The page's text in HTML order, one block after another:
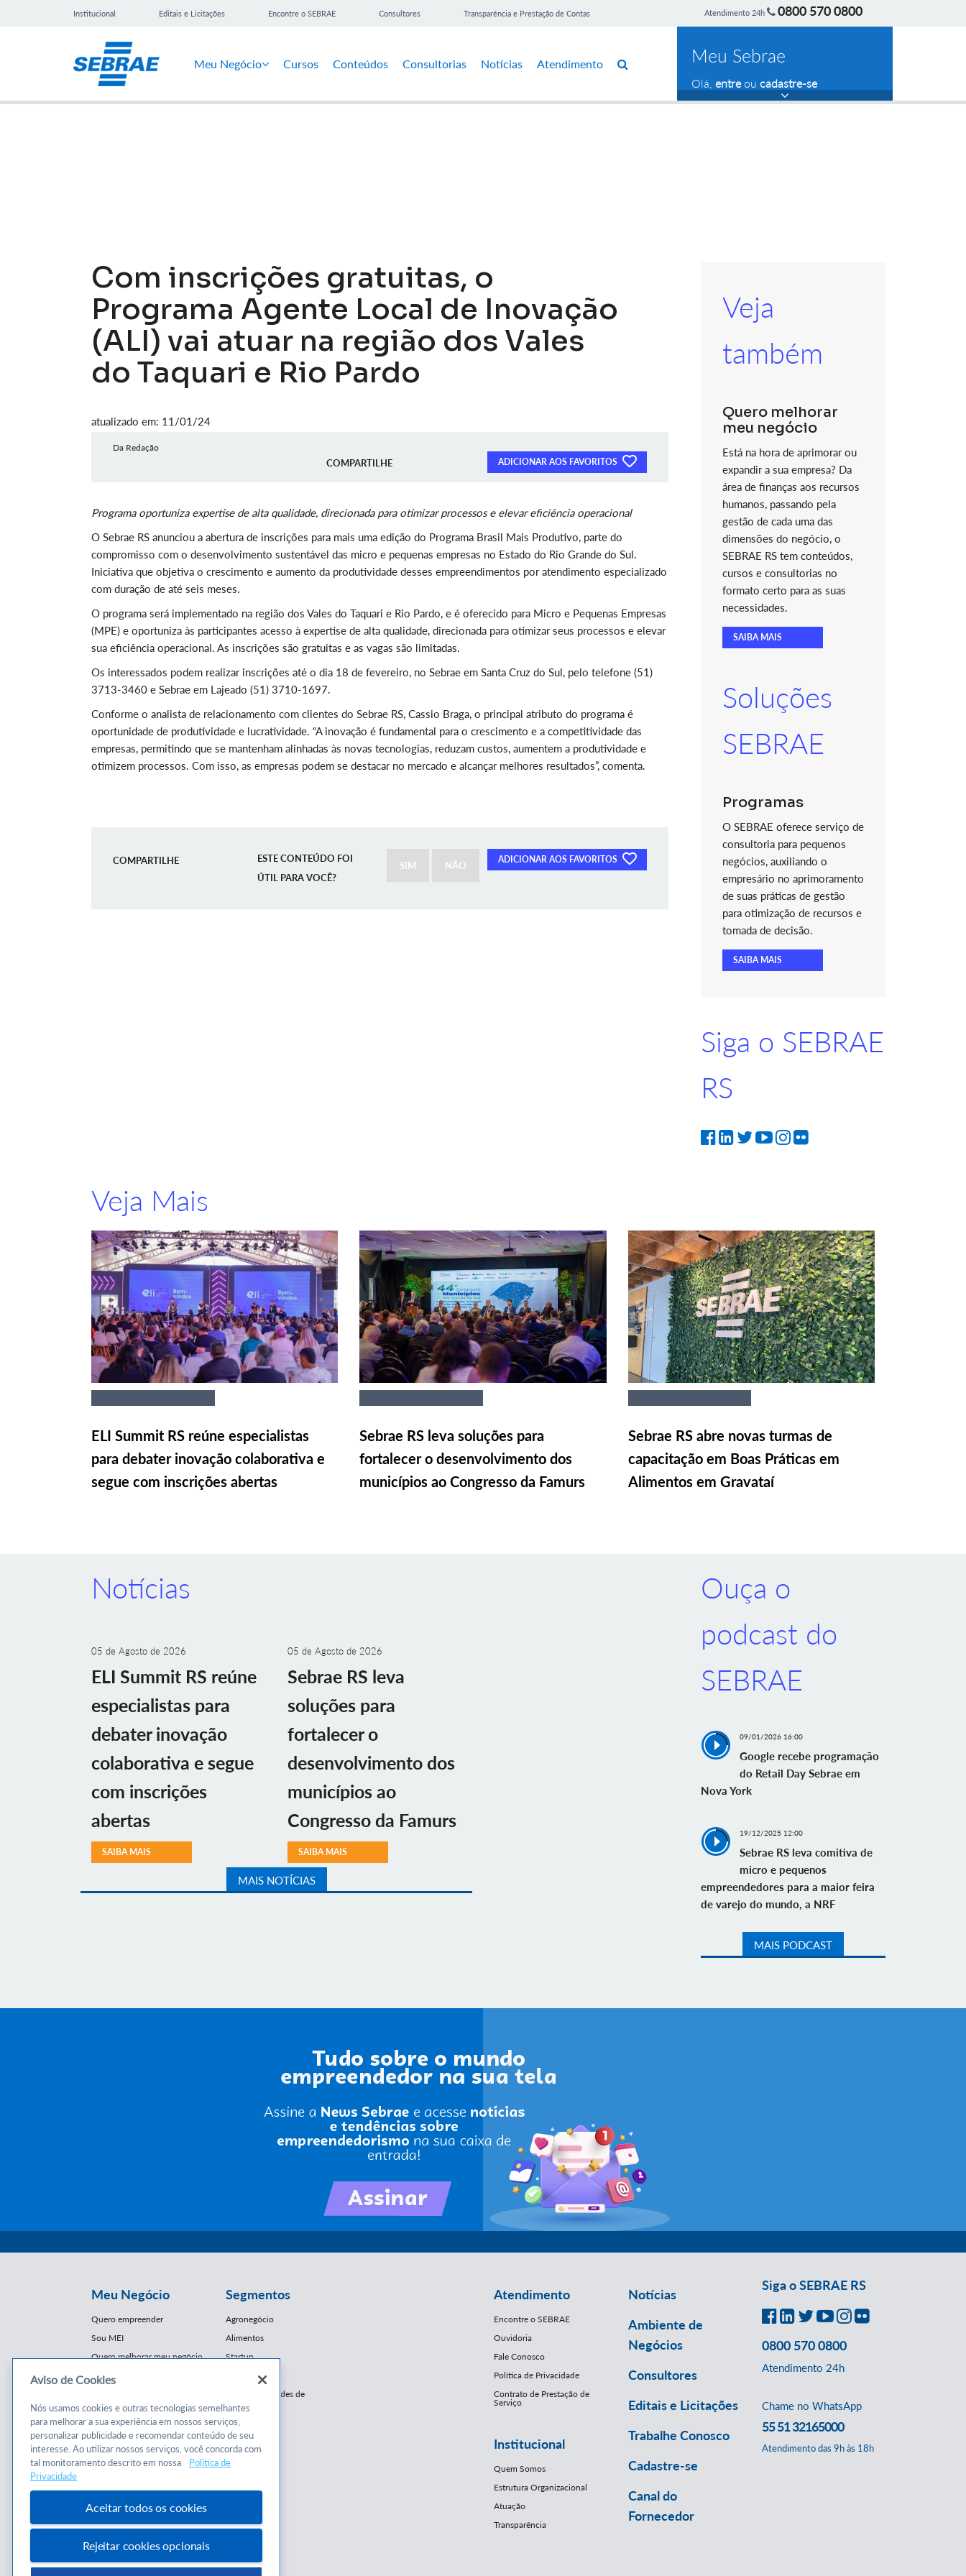
Institucional Editais e Licitações Encontre o SEBRAE Consultores Transparência e Prestação de Contas Atendimento 24h 0800 570 0800
Meu Negócio Cursos Conteúdos Consultorias Notícias Atendimento Meu Sebrae
Olá, entreou cadastre-se
Com inscrições gratuitas, o
Programa Agente Local de Inovação
(ALI) vai atuar na região dos Vales
do Taquari e Rio Pardo
atualizado em: 11/01/24
Da Redação
COMPARTILHE ADICIONAR AOS FAVORITOS
Programa oportuniza expertise de alta qualidade, direcionada para otimizar processos e elevar eficiência operacional
O Sebrae RS anunciou a abertura de inscrições para mais uma edição do Programa Brasil Mais Produtivo, parte do
compromisso com o desenvolvimento sustentável das micro e pequenas empresas no Estado do Rio Grande do Sul.
Iniciativa que objetiva o crescimento e aumento da produtividade desses empreendimentos por atendimento especializado
com duração de até seis meses.
O programa será implementado na região dos Vales do Taquari e Rio Pardo, e é oferecido para Micro e Pequenas Empresas
(MPE) e oportuniza às participantes acesso à expertise de alta qualidade, direcionada para otimizar seus processos e elevar
sua eficiência operacional. As inscrições são gratuitas e as vagas são limitadas.
Os interessados podem realizar inscrições até o dia 18 de fevereiro, no Sebrae em Santa Cruz do Sul, pelo telefone (51)
3713-3460 e Sebrae em Lajeado (51) 3710-1697.
Conforme o analista de relacionamento com clientes do Sebrae RS, Cassio Braga, o principal atributo do programa é
oportunidade de produtividade e lucratividade. “A inovação é fundamental para o crescimento e a competitividade das
empresas, permitindo que se mantenham alinhadas às novas tecnologias, reduzam custos, aumentem a produtividade e
otimizem processos. Com isso, as empresas podem se destacar no mercado e alcançar melhores resultados”, comenta.
COMPARTILHE ADICIONAR AOS FAVORITOS
ESTE CONTEÚDO FOI
ÚTIL PARA VOCÊ?
SIM NÃO
Veja
também
Quero melhorar
meu negócio
Está na hora de aprimorar ou
expandir a sua empresa? Da
área de finanças aos recursos
humanos, passando pela
gestão de cada uma das
dimensões do negócio, o
SEBRAE RS tem conteúdos,
cursos e consultorias no
formato certo para as suas
necessidades.
SAIBA MAIS
Soluções
SEBRAE
Programas
O SEBRAE oferece serviço de
consultoria para pequenos
negócios, auxiliando o
empresário no aprimoramento
de suas práticas de gestão
para otimização de recursos e
tomada de decisão.
SAIBA MAIS
Siga o SEBRAE
RS
Veja Mais
ELI Summit RS reúne especialistas
para debater inovação colaborativa e
segue com inscrições abertas
Sebrae RS leva soluções para
fortalecer o desenvolvimento dos
municípios ao Congresso da Famurs
Sebrae RS abre novas turmas de
capacitação em Boas Práticas em
Alimentos em Gravataí
Notícias
05 de Agosto de 2026
ELI Summit RS reúne
especialistas para
debater inovação
colaborativa e segue
com inscrições
abertas
SAIBA MAIS
05 de Agosto de 2026
Sebrae RS leva
soluções para
fortalecer o
desenvolvimento dos
municípios ao
Congresso da Famurs
SAIBA MAIS
MAIS NOTÍCIAS
Ouça o
podcast do
SEBRAE
09/01/2026 16:00
Google recebe programação
do Retail Day Sebrae em
Nova York
19/12/2025 12:00
Sebrae RS leva comitiva de
micro e pequenos
empreendedores para a maior feira
de varejo do mundo, a NRF
MAIS PODCAST
Meu Negócio
Quero empreender
Sou MEI
Quero melhorar meu negócio
Conteúdos
Cursos
Consultorias
Segmentos
Agronegócio
Alimentos
Startup
E-Commerce
Franquias / Redes de
Cooperação
Moda
Moveleiro
Saúde
Mercopar
Atendimento
Encontre o SEBRAE
Ouvidoria
Fale Conosco
Política de Privacidade
Contrato de Prestação de
Serviço
Institucional
Quem Somos
Estrutura Organizacional
Atuação
Transparência
Notícias
Ambiente de
Negócios
Consultores
Editais e Licitações
Trabalhe Conosco
Cadastre-se
Canal do
Fornecedor
Siga o SEBRAE RS
0800 570 0800
Atendimento 24h
Chame no WhatsApp
55 51 32165000
Atendimento das 9h às 18h
Aviso de Cookies
Nós usamos cookies e outras tecnologias semelhantes
para melhorar a sua experiência em nossos serviços,
personalizar publicidade e recomendar conteúdo de seu
interesse. Ao utilizar nossos serviços, você concorda com
tal monitoramento descrito em nossa
Política de
Privacidade
Aceitar todos os cookies
Rejeitar cookies opcionais